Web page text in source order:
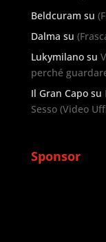
Beldcuram su
Dalma su
Lukymilanosu
perché
Il Gran Caposu
Sesso (Video
Sponsor